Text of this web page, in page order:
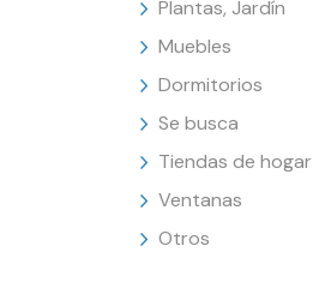
Plantas, Jardín
Muebles
Dormitorios
Se busca
Tiendas de hogar
Ventanas
Otros